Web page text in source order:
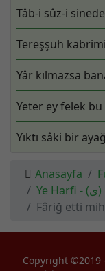
Tâb-i sûz-i
Tereşşuh
Yâr kılmazsa
Yeter ey felek
Yıktı sâki bir
Anasayfa
Ye Harfi - (ى)
Fâriğ etti
Copyright ©2019